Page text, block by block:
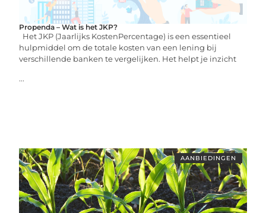
Propenda – Wat is het JKP?
Het JKP (Jaarlijks KostenPercentage) is een essentieel
hulpmiddel om de totale kosten van een lening bij
verschillende banken te vergelijken. Het helpt je inzicht
...
AANBIEDINGEN